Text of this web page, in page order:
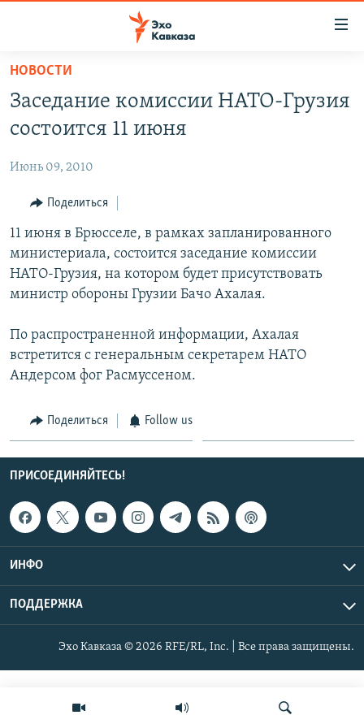
Вернуться
основному
содержанию
навигации
Вернутся
поиску
ТБИЛИСИ
ЦХИНВАЛИ
ВЕСЬ КАВКАЗ
СЕВЕРНЫЙ КАВКАЗ
АРМЕНИЯ
АЗЕРБАЙДЖАН
ТЕМЫ
ПОЛИТИКА
ЭКОНОМИКА
КУЛЬТУРА
СПОРТ
РУБРИКИ
НЕКРУГЛЫЙ СТОЛ
ПОЗИЦИЯ
БЛОГИ
ЧИТАЕМ ПРЕССУ
МУЛЬТИМЕДИА
ФОТО
ПОДКАСТЫ
АРХИВ РАДИОПРОГРАММЫ
ПРИСОЕДИНЯЙТЕСЬ!
Все сайты РСЕ/РС
НОВОСТИ
Заседание комиссии НАТО-Грузия
состоится 11 июня
Июнь 09, 2010
Поделиться
11 июня в Брюсселе, в рамках запланированного
министериала, состоится заседание комиссии
НАТО-Грузия, на котором будет присутствовать
министр обороны Грузии Бачо Ахалая.
По распространенной информации, Ахалая
встретится с генеральным секретарем НАТО
Андерсом фог Расмуссеном.
Поделиться Follow us
ПРИСОЕДИНЯЙТЕСЬ!
ИНФО
ПОДДЕРЖКА
Эхо Кавказа © 2026 RFE/RL, Inc. | Все права защищены.